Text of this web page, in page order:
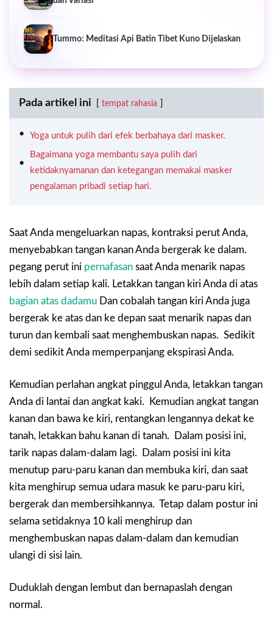
Tummo: Meditasi Api Batin Tibet Kuno Dijelaskan
Pada artikel ini tempat rahasia
Yoga untuk pulih dari efek berbahaya dari masker.
Bagaimana yoga membantu saya pulih dari
ketidaknyamanan dan ketegangan memakai masker
pengalaman pribadi setiap hari.
Saat Anda mengeluarkan napas, kontraksi perut Anda,
menyebabkan tangan kanan Anda bergerak ke dalam.
pegang perut ini pernafasan saat Anda menarik napas
lebih dalam setiap kali. Letakkan tangan kiri Anda di atas
bagian atas dadamu Dan cobalah tangan kiri Anda juga
bergerak ke atas dan ke depan saat menarik napas dan
turun dan kembali saat menghembuskan napas. Sedikit
demi sedikit Anda memperpanjang ekspirasi Anda.
Kemudian perlahan angkat pinggul Anda, letakkan tangan
Anda di lantai dan angkat kaki. Kemudian angkat tangan
kanan dan bawa ke kiri, rentangkan lengannya dekat ke
tanah, letakkan bahu kanan di tanah. Dalam posisi ini,
tarik napas dalam-dalam lagi. Dalam posisi ini kita
menutup paru-paru kanan dan membuka kiri, dan saat
kita menghirup semua udara masuk ke paru-paru kiri,
bergerak dan membersihkannya. Tetap dalam postur ini
selama setidaknya 10 kali menghirup dan
menghembuskan napas dalam-dalam dan kemudian
ulangi di sisi lain.
Duduklah dengan lembut dan bernapaslah dengan
normal.